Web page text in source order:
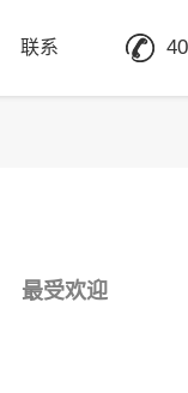
联系
最受欢迎